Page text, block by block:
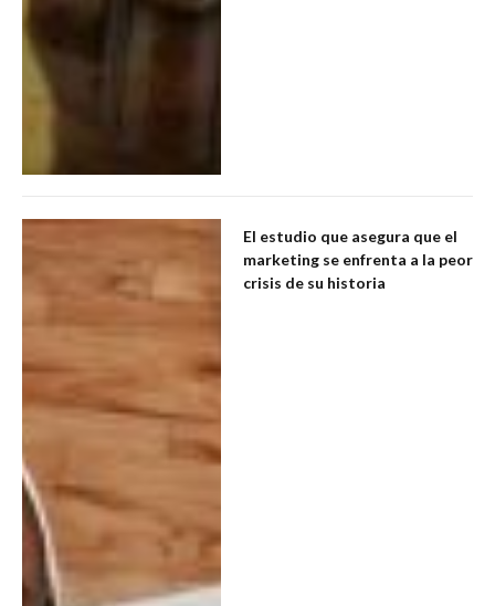
El estudio que asegura que el
marketing se enfrenta a la peor
crisis de su historia